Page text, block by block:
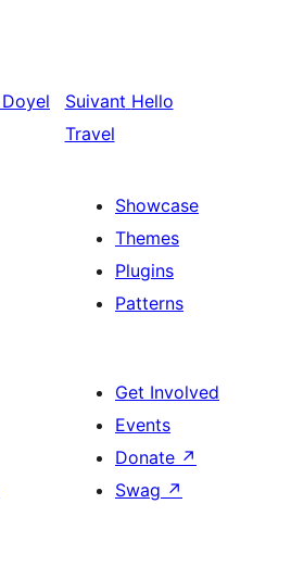
Doyel
Suivant Hello
Travel
Showcase
Themes
Plugins
Patterns
Get Involved
Events
Donate ↗
Swag ↗